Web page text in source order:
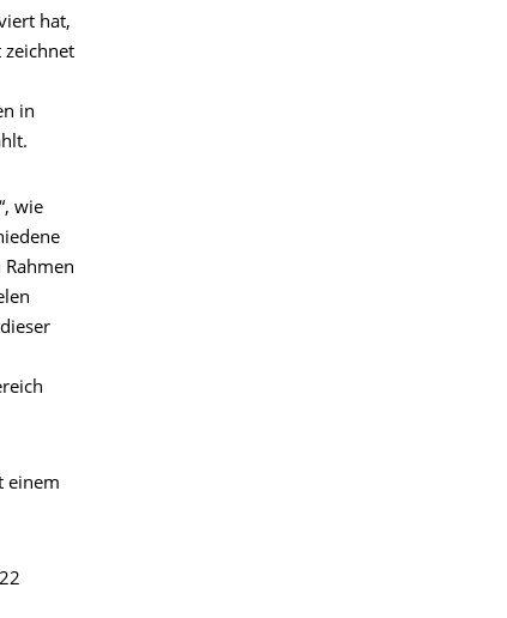
hat,
zeichnet
in
wie
einem